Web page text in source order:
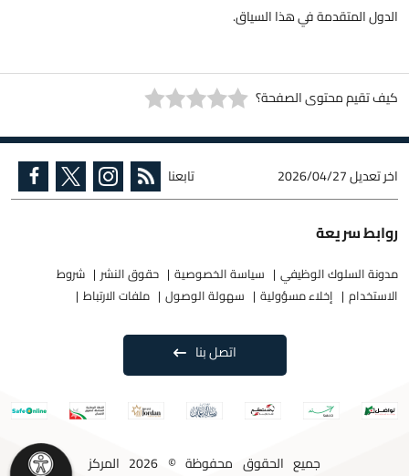
الدول المتقدمة في هذا السياق.
كيف تقيم محتوى الصفحة؟
اخر تعديل2026/04/27 تابعنا
روابط سريعة
مدونة السلوك الوظيفي سياسة الخصوصية حقوق النشر
شروط
الاستخدام
إخلاء مسؤولية سهولة الوصول ملفات الارتباط
اتصل بنا
جميع الحقوق محفوظة © 2026 المركز